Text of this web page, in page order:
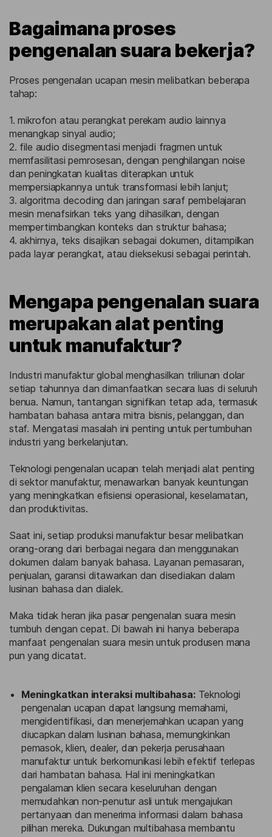
Bagaimana proses
pengenalan suara bekerja?
Proses pengenalan ucapan mesin melibatkan beberapa
tahap:
1. mikrofon atau perangkat perekam audio lainnya
menangkap sinyal audio;
2. file audio disegmentasi menjadi fragmen untuk
memfasilitasi pemrosesan, dengan penghilangan noise
dan peningkatan kualitas diterapkan untuk
mempersiapkannya untuk transformasi lebih lanjut;
3. algoritma decoding dan jaringan saraf pembelajaran
mesin menafsirkan teks yang dihasilkan, dengan
mempertimbangkan konteks dan struktur bahasa;
4. akhirnya, teks disajikan sebagai dokumen, ditampilkan
pada layar perangkat, atau dieksekusi sebagai perintah.
Mengapa pengenalan suara
merupakan alat penting
untuk manufaktur?
Industri manufaktur global menghasilkan triliunan dolar
setiap tahunnya dan dimanfaatkan secara luas di seluruh
benua. Namun, tantangan signifikan tetap ada, termasuk
hambatan bahasa antara mitra bisnis, pelanggan, dan
staf. Mengatasi masalah ini penting untuk pertumbuhan
industri yang berkelanjutan.
Teknologi pengenalan ucapan telah menjadi alat penting
di sektor manufaktur, menawarkan banyak keuntungan
yang meningkatkan efisiensi operasional, keselamatan,
dan produktivitas.
Saat ini, setiap produksi manufaktur besar melibatkan
orang-orang dari berbagai negara dan menggunakan
dokumen dalam banyak bahasa. Layanan pemasaran,
penjualan, garansi ditawarkan dan disediakan dalam
lusinan bahasa dan dialek.
Maka tidak heran jika pasar pengenalan suara mesin
tumbuh dengan cepat. Di bawah ini hanya beberapa
manfaat pengenalan suara mesin untuk produsen mana
pun yang dicatat.
Meningkatkan interaksi multibahasa:Teknologi
pengenalan ucapan dapat langsung memahami,
mengidentifikasi, dan menerjemahkan ucapan yang
diucapkan dalam lusinan bahasa, memungkinkan
pemasok, klien, dealer, dan pekerja perusahaan
manufaktur untuk berkomunikasi lebih efektif terlepas
dari hambatan bahasa. Hal ini meningkatkan
pengalaman klien secara keseluruhan dengan
memudahkan non-penutur asli untuk mengajukan
pertanyaan dan menerima informasi dalam bahasa
pilihan mereka. Dukungan multibahasa membantu